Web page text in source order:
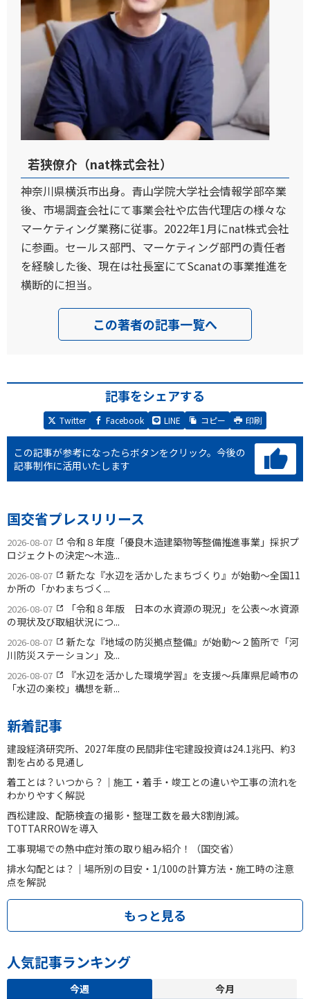
若狭僚介（nat株式会社）
神奈川県横浜市出身。青山学院大学社会情報学部卒業
後、市場調査会社にて事業会社や広告代理店の様々な
マーケティング業務に従事。2022年1月にnat株式会社
に参画。セールス部門、マーケティング部門の責任者
を経験した後、現在は社長室にてScanatの事業推進を
横断的に担当。
この著者の記事一覧へ
記事をシェアする
Twitter Facebook LINE コピー 印刷
この記事が参考になったらボタンをクリック。 今後の
記事制作に活用いたします
国交省プレスリリース
2026-08-07
令和８年度「優良木造建築物等整備推進事業」採択プ
ロジェクトの決定〜木造...
2026-08-07
新たな『水辺を活かしたまちづくり』が始動〜全国11
か所の「かわまちづく...
2026-08-07
「令和８年版 日本の水資源の現況」を公表〜水資源
の現状及び取組状況につ...
2026-08-07
新たな『地域の防災拠点整備』が始動〜２箇所で「河
川防災ステーション」及...
2026-08-07
『水辺を活かした環境学習』を支援〜兵庫県尼崎市の
「水辺の楽校」構想を新...
新着記事
建設経済研究所、2027年度の民間非住宅建設投資は24.1兆円、約3
割を占める見通し
着工とは？いつから？｜施工・着手・竣工との違いや工事の流れを
わかりやすく解説
西松建設、配筋検査の撮影・整理工数を最大8割削減。
TOTTARROWを導入
工事現場での熱中症対策の取り組み紹介！（国交省）
排水勾配とは？｜場所別の目安・1/100の計算方法・施工時の注意
点を解説
もっと見る
人気記事ランキング
今週
今月